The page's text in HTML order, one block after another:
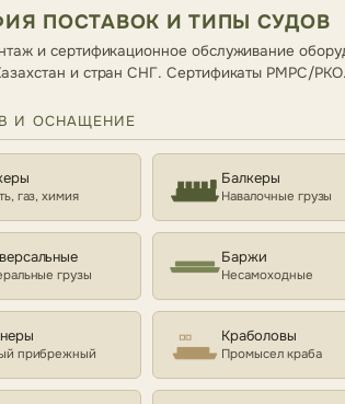
ПОСТАВОК И ТИПЫ СУДОВ
и сертификационное обслуживание
и стран СНГ. Сертификаты РМРС/РКО.
И ОСНАЩЕНИЕ
газ, химия
Балкеры
Навалочные грузы
грузы
Баржи
Несамоходные
прибрежный
Краболовы
Промысел краба